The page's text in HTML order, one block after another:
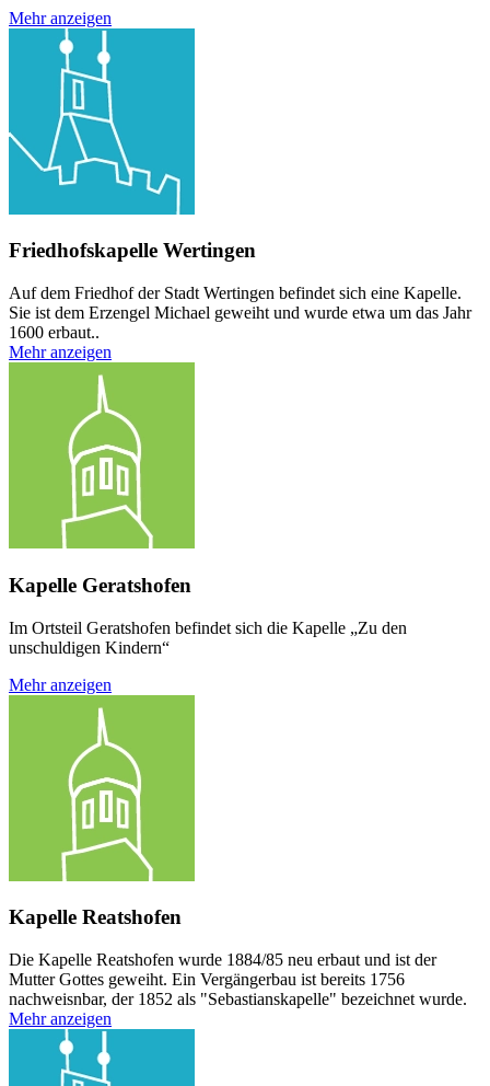
Mehr anzeigen
Friedhofskapelle Wertingen
Auf dem Friedhof der Stadt Wertingen befindet sich eine Kapelle.
Sie ist dem Erzengel Michael geweiht und wurde etwa um das Jahr
1600 erbaut..
Mehr anzeigen
Kapelle Geratshofen
Im Ortsteil Geratshofen befindet sich die Kapelle „Zu den
unschuldigen Kindern“
Mehr anzeigen
Kapelle Reatshofen
Die Kapelle Reatshofen wurde 1884/85 neu erbaut und ist der
Mutter Gottes geweiht. Ein Vergängerbau ist bereits 1756
nachweisnbar, der 1852 als "Sebastianskapelle" bezeichnet wurde.
Mehr anzeigen